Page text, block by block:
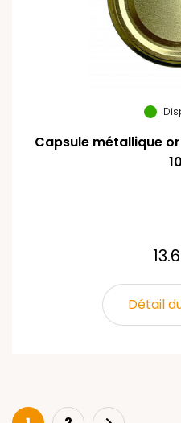
Capsule métallique
Détail